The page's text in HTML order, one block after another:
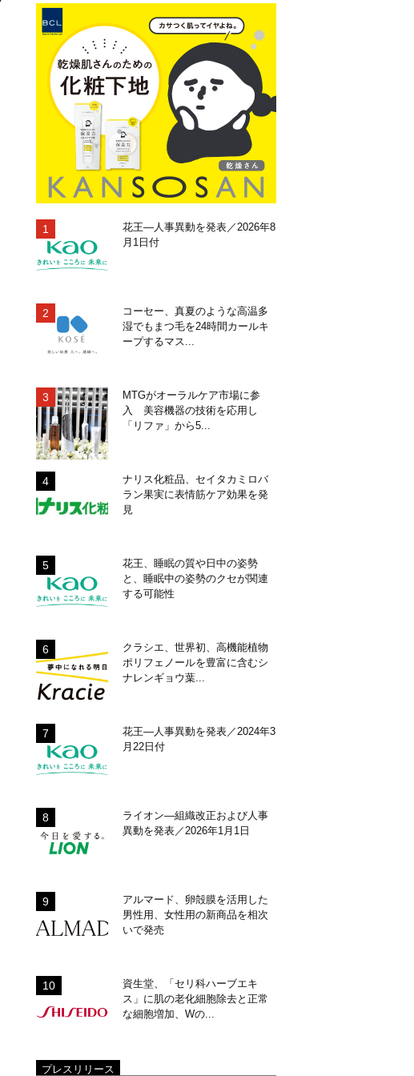
花王―人事異動を発表／2026年8
月1日付
コーセー、真夏のような高温多
湿でもまつ毛を24時間カールキ
ープするマス...
MTGがオーラルケア市場に参
入 美容機器の技術を応用し
「リファ」から5...
ナリス化粧品、セイタカミロバ
ラン果実に表情筋ケア効果を発
見
花王、睡眠の質や日中の姿勢
と、睡眠中の姿勢のクセが関連
する可能性
クラシエ、世界初、高機能植物
ポリフェノールを豊富に含むシ
ナレンギョウ葉...
花王―人事異動を発表／2024年3
月22日付
ライオン―組織改正および人事
異動を発表／2026年1月1日
アルマード、卵殻膜を活用した
男性用、女性用の新商品を相次
いで発売
資生堂、「セリ科ハーブエキ
ス」に肌の老化細胞除去と正常
な細胞増加、Wの...
プレスリリース